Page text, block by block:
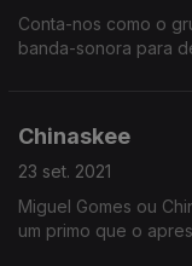
Conta-nos como o
banda-sonora para
Chinaskee
23 set. 2021
Miguel Gomes ou
um primo que o